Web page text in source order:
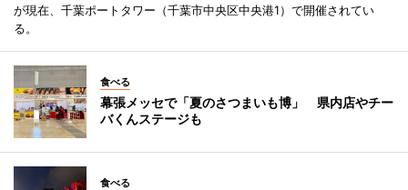
が現在、千葉ポートタワー（千葉市中央区中央港1）で開催されてい
る。
食べる
幕張メッセで「夏のさつまいも博」 県内店やチー
バくんステージも
食べる